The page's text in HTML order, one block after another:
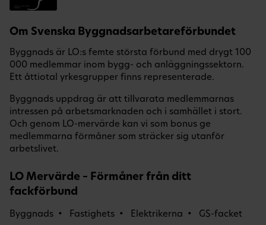
Om Svenska Byggnadsarbetareförbundet
Byggnads är LO:s femte största förbund med drygt 100
000 medlemmar inom bygg- och anläggningssektorn.
Ett åttiotal yrkesgrupper finns representerade.
Byggnads uppdrag är att tillvarata medlemmarnas
intressen på arbetsmarknaden och i samhället i stort.
Och genom LO-mervärde kan vi som bonus ge
medlemmarna förmåner som sträcker sig utanför
arbetslivet.
LO Mervärde – Förmåner från ditt
fackförbund
Byggnads Fastighets Elektrikerna GS-facket